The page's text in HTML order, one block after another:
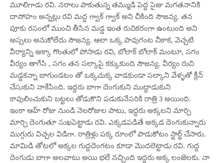
మూలిగాడు రవి. నరాలు పాకుతున్న తమ్ముడి పెద్ద సైజు మగతనానికి
దాసోహం అన్నట్లు రవి మద్ద గ్వాక్ గ్వాక్ అని చీకింది సౌజన్య. తన
పూకు రసంలో ముంచి తీసిన మడ్డ ఇంత రుచికరంగా ఉంటుంది అని
అస్సలు అనుకోలేదు సౌజన్య. ఆలా ఒక్క పావుగంట చీకాక, వెచ్చటి
వీర్యాన్ని అక్కా గొంతులో పోసాడు రవి, బోలాక్ బోలాక్ మంటూ, సగం
వీర్యం తాగేసి , సగం తన సల్కాపై కక్కుకుంది సౌజన్య. వీర్యం రుచి
మడ్డకన్నా బాగుండటం తో ఒక్కచుక్క వాడకుండా సల్కాని వేళ్ళతో క్లీన్
చేసుకుని నాకేసింది. ఇద్దరు బాగా దెంగుకుని ముద్దాడుకుని
కావులించుకుని బట్టలు తోడుకొని పడుకునేసరికి రాత్రి 3 అయింది.
ఇంకా ఆహ్ రోజు నుండి నెలరోజుల పాటు, ఇద్దరు అక్కలని మార్చి
మార్చి దెంగుతూ సుఖపెట్టాడు రవి. ఎక్కడపడితే అక్కడ దెంగుకున్నారు
ముగ్గురు విచ్చల విడిగా. రాత్రిళ్లు పక్క రూంలో పాడుకోటం స్టార్ట్ చేసారు.
మామిడి తోటలో అక్కల గుద్దదెంగటం కూడా మొదలెట్టాడు రవి. గుద్ద
దెంగుడు బాగా అలవాటు అయి భలే నచ్చింది ఇద్దరు అక్క లంజెలకు. నా